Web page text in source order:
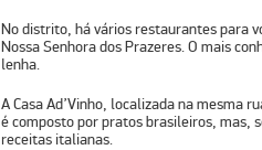
No distrito, há vários restaurantes para
Nossa Senhora dos Prazeres. O mais
lenha.
ACasa Ad’Vinho, localizada na mesma
é composto por pratos brasileiros, mas,
receitas italianas.